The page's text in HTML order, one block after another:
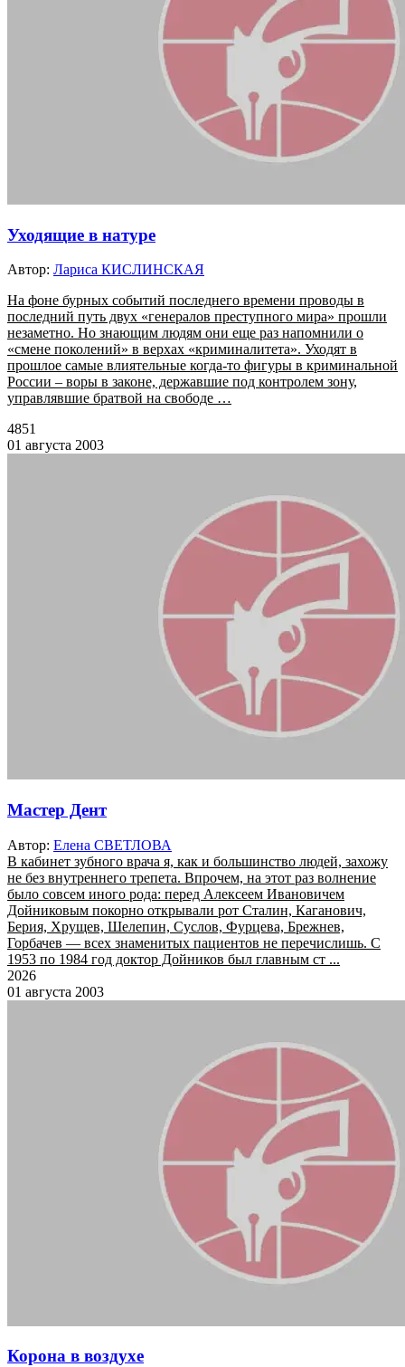
Уходящие в натуре
Автор: Лариса КИСЛИНСКАЯ
На фоне бурных событий последнего времени проводы в
последний путь двух «генералов преступного мира» прошли
незаметно. Но знающим людям они еще раз напомнили о
«смене поколений» в верхах «криминалитета». Уходят в
прошлое самые влиятельные когда-то фигуры в криминальной
России – воры в законе, державшие под контролем зону,
управлявшие братвой на свободе …
4851
01 августа 2003
Мастер Дент
Автор: Елена СВЕТЛОВА
В кабинет зубного врача я, как и большинство людей, захожу
не без внутреннего трепета. Впрочем, на этот раз волнение
было совсем иного рода: перед Алексеем Ивановичем
Дойниковым покорно открывали рот Сталин, Каганович,
Берия, Хрущев, Шелепин, Суслов, Фурцева, Брежнев,
Горбачев — всех знаменитых пациентов не перечислишь. С
1953 по 1984 год доктор Дойников был главным ст ...
2026
01 августа 2003
Корона в воздухе